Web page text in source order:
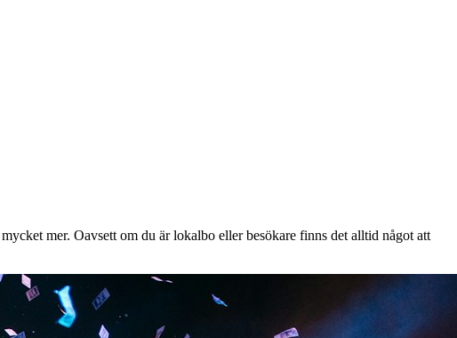
mer. Oavsett om du är lokalbo eller besökare finns det alltid något att